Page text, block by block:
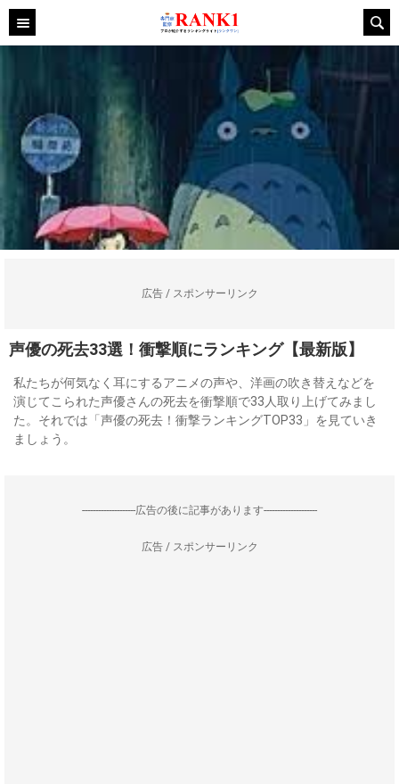
広告 / スポンサーリンク
声優の死去33選！衝撃順にランキング【最新版】
私たちが何気なく耳にするアニメの声や、洋画の吹き替えなどを
演じてこられた声優さんの死去を衝撃順で33人取り上げてみまし
た。それでは「声優の死去！衝撃ランキングTOP33」を見ていき
ましょう。
--------------------広告の後に記事があります--------------------
広告 / スポンサーリンク